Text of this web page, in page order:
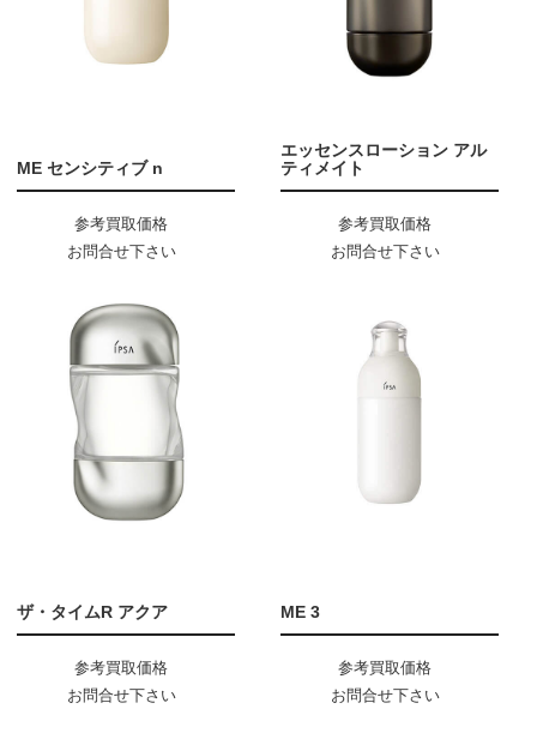
ME センシティブ n
参考買取価格
お問合せ下さい
エッセンスローション アル
ティメイト
参考買取価格
お問合せ下さい
ザ・タイムR アクア
参考買取価格
お問合せ下さい
ME 3
参考買取価格
お問合せ下さい